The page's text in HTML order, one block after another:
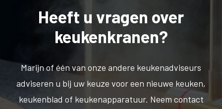
Heeft u vragen over
keukenkranen?
Marijn of één van onze andere keukenadviseurs
adviseren u bij uw keuze voor een nieuwe keuken,
keukenblad of keukenapparatuur. Neem contact